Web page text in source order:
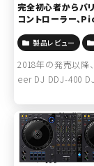
完全初心者からバ
コントローラー、
製品レビュー
2018年の発売以降
eer DJ DDJ-400
る”超定番”のDJ